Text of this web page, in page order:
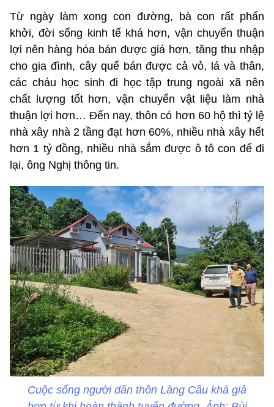
Từ ngày làm xong con đường, bà con rất phấn
khởi, đời sống kinh tế khá hơn, vận chuyển thuận
lợi nên hàng hóa bán được giá hơn, tăng thu nhập
cho gia đình, cây quế bán được cả vỏ, lá và thân,
các cháu học sinh đi học tập trung ngoài xã nên
chất lượng tốt hơn, vận chuyển vật liệu làm nhà
thuận lợi hơn… Đến nay, thôn có hơn 60 hộ thì tỷ lệ
nhà xây nhà 2 tầng đạt hơn 60%, nhiều nhà xây hết
hơn 1 tỷ đồng, nhiều nhà sắm được ô tô con để đi
lại, ông Nghị thông tin.
Cuộc sống người dân thôn Làng Câu khá giả